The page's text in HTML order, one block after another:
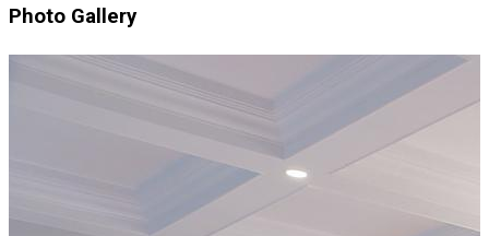
Photo Gallery